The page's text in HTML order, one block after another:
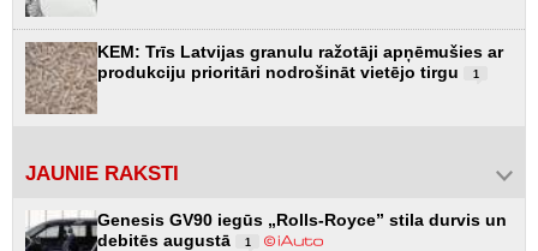
KEM: Trīs Latvijas granulu ražotāji apņēmušies ar
produkciju prioritāri nodrošināt vietējo tirgu
1
JAUNIE RAKSTI
Genesis GV90 iegūs „Rolls-Royce” stila durvis un
debitēs augustā
1